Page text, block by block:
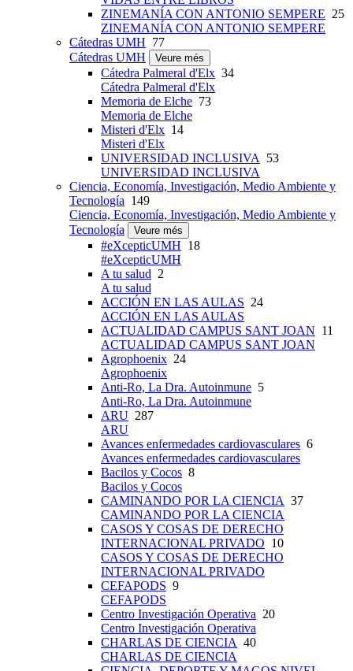
ZINEMANÍA CON ANTONIO SEMPERE 25
ZINEMANÍA CON ANTONIO SEMPERE
Cátedras UMH 77
Cátedras UMH
Veure més
Cátedra Palmeral d'Elx 34
Cátedra Palmeral d'Elx
Memoria de Elche 73
Memoria de Elche
Misteri d'Elx 14
Misteri d'Elx
UNIVERSIDAD INCLUSIVA
53
UNIVERSIDAD INCLUSIVA
Ciencia, Economía, Investigación, Medio Ambiente y
Tecnología 149
Ciencia, Economía, Investigación, Medio Ambiente y
Tecnología
Veure més
#eXcepticUMH 18
#eXcepticUMH
A tu salud 2
A tu salud
ACCIÓN EN LAS AULAS 24
ACCIÓN EN LAS AULAS
ACTUALIDAD CAMPUS SANT JOAN 11
ACTUALIDAD CAMPUS SANT JOAN
Agrophoenix 24
Agrophoenix
Anti-Ro, La Dra. Autoinmune 5
Anti-Ro, La Dra. Autoinmune
ARU 287
ARU
Avances enfermedades cardiovasculares 6
Avances enfermedades cardiovasculares
Bacilos y Cocos 8
Bacilos y Cocos
CAMINANDO POR LA CIENCIA 37
CAMINANDO POR LA CIENCIA
CASOS Y COSAS DE DERECHO
INTERNACIONAL PRIVADO 10
CASOS Y COSAS DE DERECHO
INTERNACIONAL PRIVADO
CEFAPODS 9
CEFAPODS
Centro Investigación Operativa 20
Centro Investigación Operativa
CHARLAS DE CIENCIA 40
CHARLAS DE CIENCIA